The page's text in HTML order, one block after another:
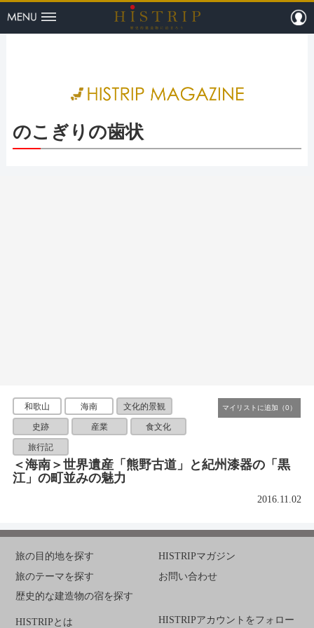
HISTRIP（
のこぎりの歯状
和歌山 海南 文化的景観
史跡 産業 食文化
旅行記
＜海南＞世界遺産「熊野古道」と紀州漆器の「黒
江」の町並みの魅力
2016.11.02
旅の目的地を探す
旅のテーマを探す
歴史的な建造物の宿を探す
HISTRIPマガジン
お問い合わせ
HISTRIPとは HISTRIPアカウントをフォロー